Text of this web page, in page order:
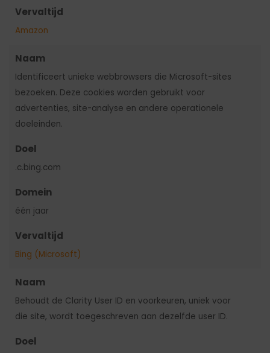
Vervaltijd
Amazon
Naam
Identificeert unieke webbrowsers die Microsoft-sites
bezoeken. Deze cookies worden gebruikt voor
advertenties, site-analyse en andere operationele
doeleinden.
Doel
.c.bing.com
Domein
één jaar
Vervaltijd
Bing (Microsoft)
Naam
Behoudt de Clarity User ID en voorkeuren, uniek voor
die site, wordt toegeschreven aan dezelfde user ID.
Doel